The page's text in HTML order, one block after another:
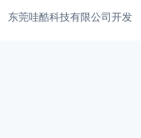
东莞哇酷科技有限公司开发